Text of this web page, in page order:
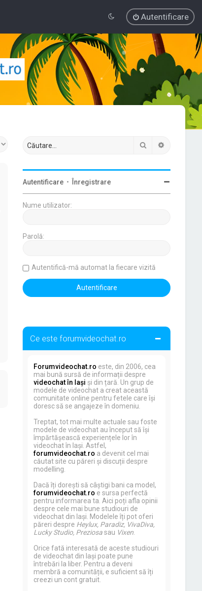
Autentificare
Căutare
Autentificare • Înregistrare
Nume utilizator:
Parolă:
Autentifică-mă automat la fiecare vizită
Ce este forumvideochat.ro
Forumvideochat.ro este, din 2006, cea
mai bună sursă de informații despre
videochat în Iași și din țară. Un grup de
modele de videochat a creat această
comunitate online pentru fetele care își
doresc să se angajeze în domeniu.
Treptat, tot mai multe actuale sau foste
modele de videochat au început să își
împărtășească experiențele lor în
videochat în Iași. Astfel,
forumvideochat.ro a devenit cel mai
căutat site cu păreri și discuții despre
modelling.
Dacă îți dorești să câștigi bani ca model,
forumvideochat.ro e sursa perfectă
pentru informarea ta. Aici poți afla opinii
despre cele mai bune studiouri de
videochat din Iași. Modelele îți pot oferi
păreri despre Heylux, Paradiz, VivaDiva,
Lucky Studio, Preziosasau Vixen
Orice fată interesată de aceste studiouri
de videochat din Iași poate pune
întrebări la liber. Pentru a deveni
membră a comunității, e suficient să îți
creezi un cont gratuit.